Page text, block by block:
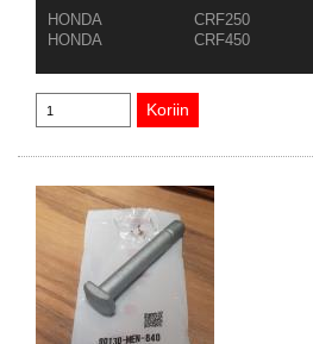
HONDA
CRF250
HONDA
CRF450